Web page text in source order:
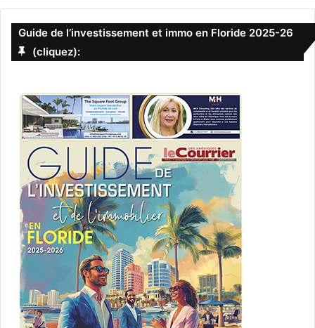
Guide de l’investissement et immo en Floride 2025-26
(cliquez):